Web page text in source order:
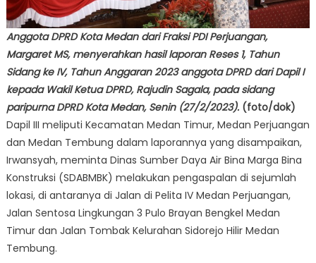
Anggota DPRD Kota Medan dari Fraksi PDI Perjuangan,
Margaret MS, menyerahkan hasil laporan Reses 1, Tahun
Sidang ke IV, Tahun Anggaran 2023 anggota DPRD dari Dapil I
kepada Wakil Ketua DPRD, Rajudin Sagala, pada sidang
paripurna DPRD Kota Medan, Senin (27/2/2023). (foto/dok)
Dapil III meliputi Kecamatan Medan Timur, Medan Perjuangan
dan Medan Tembung dalam laporannya yang disampaikan,
Irwansyah, meminta Dinas Sumber Daya Air Bina Marga Bina
Konstruksi (SDABMBK) melakukan pengaspalan di sejumlah
lokasi, di antaranya di Jalan di Pelita IV Medan Perjuangan,
Jalan Sentosa Lingkungan 3 Pulo Brayan Bengkel Medan
Timur dan Jalan Tombak Kelurahan Sidorejo Hilir Medan
Tembung.